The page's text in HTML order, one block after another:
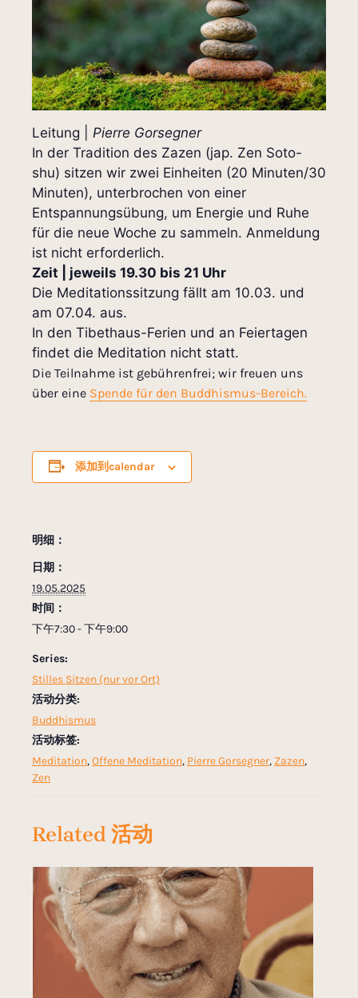
Leitung | Pierre Gorsegner
In der Tradition des Zazen (jap. Zen Soto-
shu) sitzen wir zwei Einheiten (20 Minuten/30
Minuten), unterbrochen von einer
Entspannungsübung, um Energie und Ruhe
für die neue Woche zu sammeln. Anmeldung
ist nicht erforderlich.
Zeit | jeweils 19.30 bis 21 Uhr
Die Meditationssitzung fällt am 10.03. und
am 07.04. aus.
In den Tibethaus-Ferien und an Feiertagen
findet die Meditation nicht statt.
Die Teilnahme ist gebührenfrei; wir freuen uns
über eine Spende für den Buddhismus-Bereich.
添加到calendar
明细：
日期：
19.05.2025
时间：
下午7:30 - 下午9:00
Series:
Stilles Sitzen (nur vor Ort)
活动分类:
Buddhismus
活动标签:
Meditation,Offene Meditation, Pierre Gorsegner, Zazen,
Zen
Related 活动